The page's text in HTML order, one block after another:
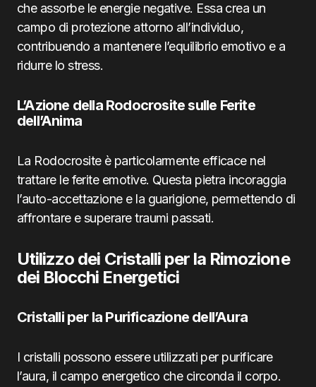
che assorbe le energie negative. Essa crea un
campo di protezione attorno all’individuo,
contribuendo a mantenere l’equilibrio emotivo e a
ridurre lo stress.
L’Azione della Rodocrosite sulle Ferite
dell’Anima
La Rodocrosite è particolarmente efficace nel
trattare le ferite emotive. Questa pietra incoraggia
l’auto-accettazione e la guarigione, permettendo di
affrontare e superare traumi passati.
Utilizzo dei Cristalli per la Rimozione
dei Blocchi Energetici
Cristalli per la Purificazione dell’Aura
I cristalli possono essere utilizzati per purificare
l’aura, il campo energetico che circonda il corpo.